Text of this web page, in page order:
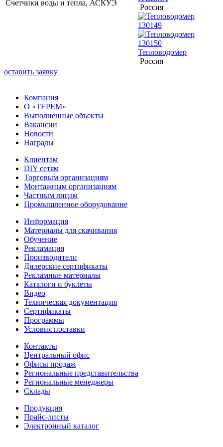
Счетчики воды и тепла, АСКУЭ
Россия
Тепловодомер
Россия
оставить заявку
Компания
О «ТЕРЕМ»
Выполненные объекты
Вакансии
Новости
Награды
Клиентам
DIY сетям
Торговым организациям
Монтажным организациям
Частным лицам
Промышленное оборудование
Информация
Материалы для скачивания
Обучение
Рекламация
Производители
Дилерские сертификаты
Рекламные материалы
Каталоги и буклеты
Видео
Техническая документация
Сертификаты
Программы
Условия поставки
Контакты
Центральный офис
Офисы продаж
Региональные представительства
Региональные менеджеры
Склады
Продукция
Прайс-листы
Электронный каталог